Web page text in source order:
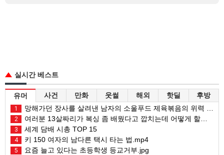
실시간 베스트
유머 사건 만화 웃썰 해외 핫딜 후방
1 망해가던 장사를 살려낸 남자의 소울푸드 제육볶음의 위력 ㅋㅋ
2 여러분 13살짜리가 복싱 좀 배웠다고 깝치는데 어떻게 할까요?
3 세계 담배 시총 TOP 15
4 키 150 여자의 남다른 택시 타는 법.mp4
5 요즘 늘고 있다는 초등학생 등교거부.jpg